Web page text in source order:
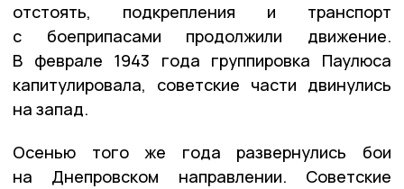
отстоять, подкрепления и транспорт
с боеприпасами продолжили движение.
В феврале 1943 года группировка Паулюса
капитулировала, советские части двинулись
на запад.
Осенью того же года развернулись бои
на Днепровском направлении. Советские